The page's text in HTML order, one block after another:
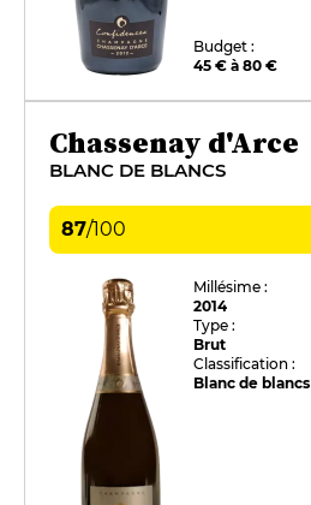
Budget :
45 € à 80 €
Chassenay d'Arce
BLANC DE BLANCS
87/100
Millésime :
2014
Type :
Brut
Classification :
Blanc de blancs